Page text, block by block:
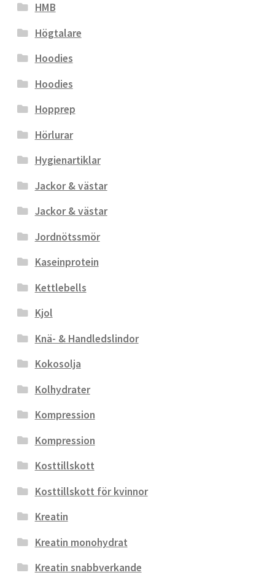
HMB
Högtalare
Hoodies
Hoodies
Hopprep
Hörlurar
Hygienartiklar
Jackor & västar
Jackor & västar
Jordnötssmör
Kaseinprotein
Kettlebells
Kjol
Knä- & Handledslindor
Kokosolja
Kolhydrater
Kompression
Kompression
Kosttillskott
Kosttillskott för kvinnor
Kreatin
Kreatin monohydrat
Kreatin snabbverkande